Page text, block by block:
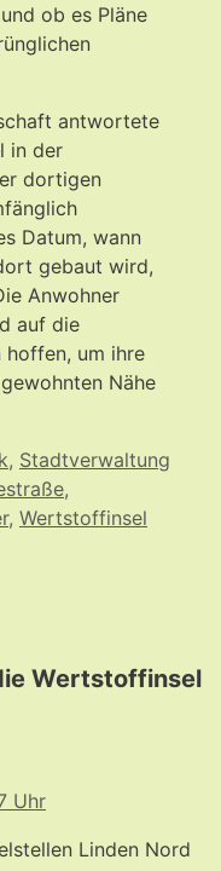
ob es Pläne
antwortete
in der
dortigen
Datum, wann
gebaut wird,
Anwohner
auf die
hoffen, um ihre
Nähe
, Stadtverwaltung
,
, Wertstoffinsel
Wertstoffinsel
Uhr
Linden Nord